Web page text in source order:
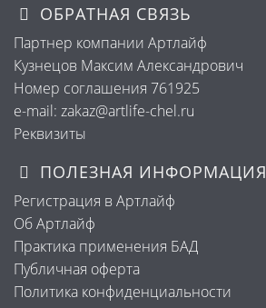
ОБРАТНАЯ СВЯЗЬ
Партнер компании Артлайф
Кузнецов Максим Александрович
Номер соглашения 761925
e-mail: zakaz@artlife-chel.ru
Реквизиты
ПОЛЕЗНАЯ ИНФОРМАЦИЯ
Регистрация в Артлайф
Об Артлайф
Практика применения БАД
Публичная оферта
Политика конфиденциальности